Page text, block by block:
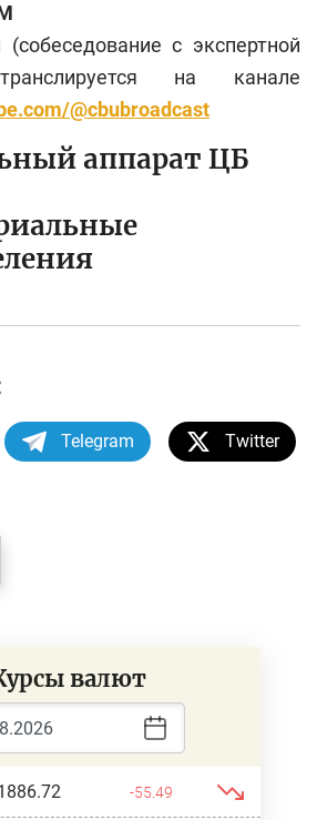
(собеседование с экспертной
на канале
@cbubroadcast
аппарат ЦБ
Telegram Twitter
валют
-55.49